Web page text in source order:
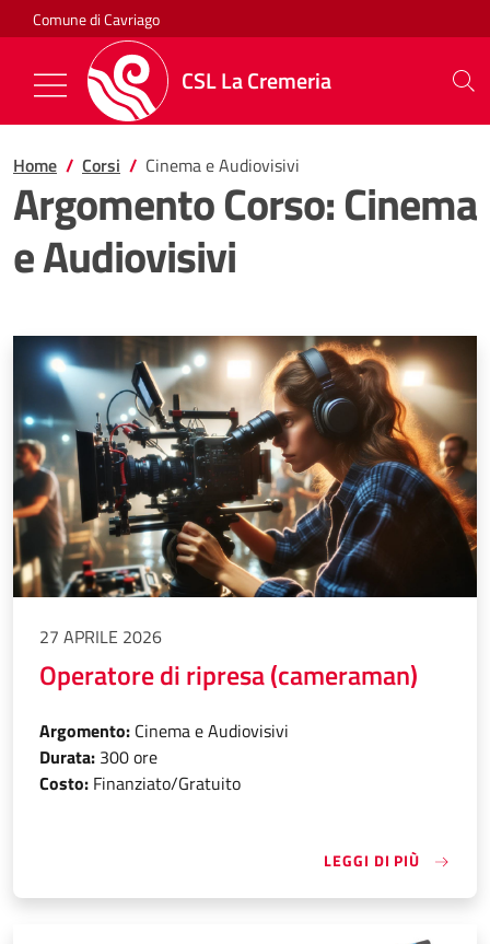
Salta al contenuto
Comune di Cavriago
CSL La Cremeria
Mostra/Nascondi la navigazione
Home Corsi Cinema e Audiovisivi
Argomento Corso:Cinema
e Audiovisivi
27 APRILE 2026
Operatore di ripresa (cameraman)
Argomento: Cinema e Audiovisivi
Durata: 300 ore
Costo: Finanziato/Gratuito
LEGGI DI PIÙ